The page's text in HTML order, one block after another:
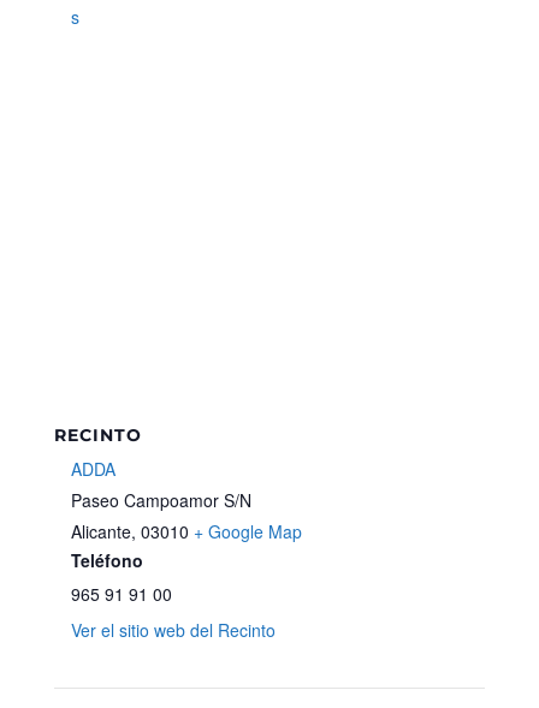
s
RECINTO
ADDA
Paseo Campoamor S/N
Alicante, 03010 + Google Map
Teléfono
965 91 91 00
Ver el sitio web del Recinto